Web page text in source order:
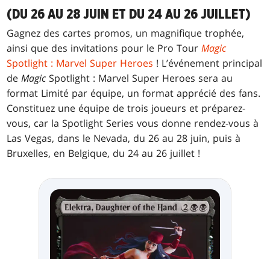
(DU 26 AU 28 JUIN ET DU 24 AU 26 JUILLET)
Gagnez des cartes promos, un magnifique trophée,
ainsi que des invitations pour le Pro TourMagic
Spotlight : Marvel Super Heroes ! L’événement principal
deMagic Spotlight : Marvel Super Heroes sera au
format Limité par équipe, un format apprécié des fans.
Constituez une équipe de trois joueurs et préparez-
vous, car la Spotlight Series vous donne rendez-vous à
Las Vegas, dans le Nevada, du 26 au 28 juin, puis à
Bruxelles, en Belgique, du 24 au 26 juillet !